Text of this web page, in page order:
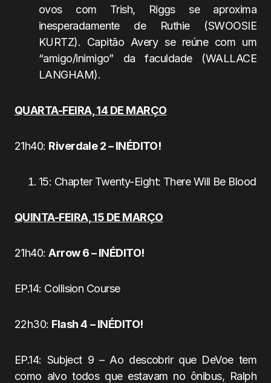
ovos com Trish, Riggs se aproxima
inesperadamente de Ruthie (SWOOSIE
KURTZ). Capitão Avery se reúne com um
“amigo/inimigo” da faculdade (WALLACE
LANGHAM).
QUARTA-FEIRA, 14 DE MARÇO
21h40: Riverdale 2 – INÉDITO!
15: Chapter Twenty-Eight: There Will Be Blood
QUINTA-FEIRA, 15 DE MARÇO
21h40:Arrow 6 – INÉDITO!
EP.14: Collision Course
22h30: Flash 4 – INÉDITO!
EP.14: Subject 9 – Ao descobrir que DeVoe tem
como alvo todos que estavam no ônibus, Ralph